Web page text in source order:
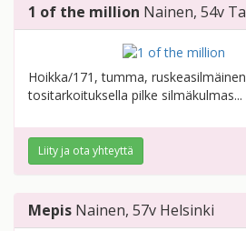
1 of the million Nainen, 54v
Hoikka/171, tumma,
tositarkoituksella pilke silmäkulmas...
Liity ja ota yhteyttä
Mepis Nainen, 57v Helsinki